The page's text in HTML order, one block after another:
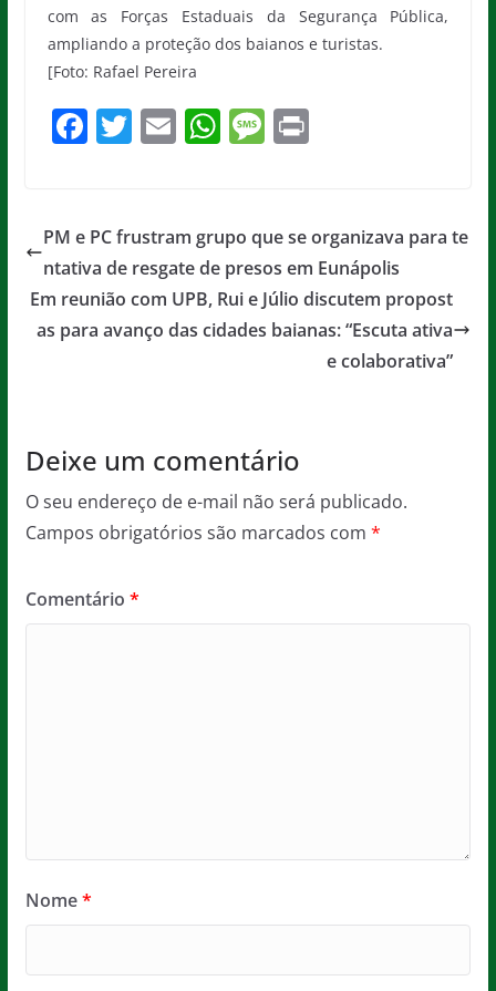
com as Forças Estaduais da Segurança Pública,
ampliando a proteção dos baianos e turistas.
[Foto: Rafael Pereira
F
e
b
o
o
T
er
E
l
W
s
A
p
p
M
a
g
e
Pr
PM e PC frustram grupo que se organizava para te
ntativa de resgate de presos em Eunápolis
Em reunião com UPB, Rui e Júlio discutem propost
as para avanço das cidades baianas: “Escuta ativa
e colaborativa”
Deixe um comentário
O seu endereço de e-mail não será publicado.
Campos obrigatórios são marcados com *
Comentário *
Nome*